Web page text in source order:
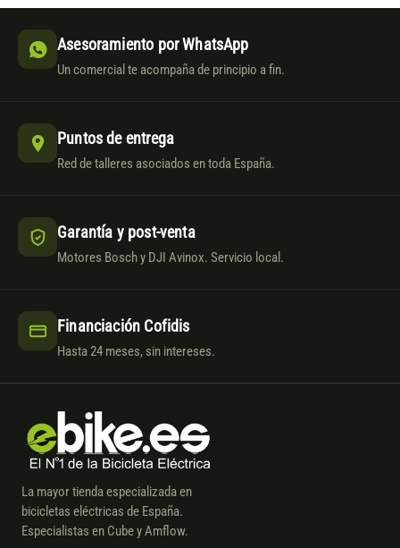
Asesoramiento por WhatsApp
Un comercial te acompaña de principio a fin.
Puntos de entrega
Red de talleres asociados en toda España.
Garantía y post-venta
Motores Bosch y DJI Avinox. Servicio local.
Financiación Cofidis
Hasta 24 meses, sin intereses.
La mayor tienda especializada en
bicicletas eléctricas de España.
Especialistas en Cube y Amflow.